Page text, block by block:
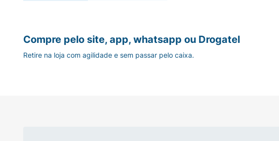
Compre pelo site, app, whatsapp ou Drogatel
Retire na loja com agilidade e sem passar pelo caixa.